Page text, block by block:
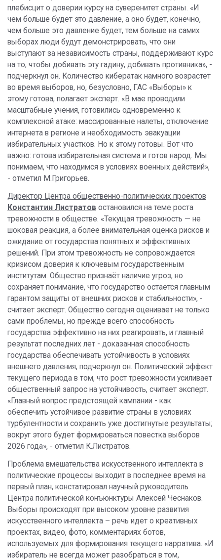
плебисцит о доверии курсу на суверенитет страны. «И
чем больше будет это давление, а оно будет, конечно,
чем больше это давление будет, тем больше на самих
выборах люди будут демонстрировать, что они
выступают за независимость страны, поддерживают курс
на то, чтобы добивать эту гадину, добивать противника», -
подчеркнул он. Количество кибератак намного возрастет
во время выборов, но, безусловно, ГАС «Выборы» к
этому готова, полагает эксперт. «В мае проводили
масштабные учения, готовились одновременно к
комплексной атаке: массированные налеты, отключение
интернета в регионе и необходимость эвакуации
избирательных участков. Но к этому готовы. Вот что
важно: готова избирательная система и готов народ. Мы
понимаем, что находимся в условиях военных действий»,
- отметил М.Григорьев.
Директор Центра общественно-политических проектов
Константин Листратов остановился на теме роста
тревожности в обществе. «Текущая тревожность — не
шоковая реакция, а более внимательная оценка рисков и
ожидание от государства понятных и эффективных
решений. При этом тревожность не сопровождается
кризисом доверия к ключевым государственным
институтам. Общество признаёт наличие угроз, но
сохраняет понимание, что государство остаётся главным
гарантом защиты от внешних рисков и стабильности», -
считает эксперт. Общество сегодня оценивает не только
сами проблемы, но прежде всего способность
государства эффективно на них реагировать, и главный
результат последних лет - доказанная способность
государства обеспечивать устойчивость в условиях
внешнего давления, подчеркнул он. Политический эффект
текущего периода в том, что рост тревожности усиливает
общественный запрос на устойчивость, считает эксперт.
«Главный вопрос предстоящей кампании - как
обеспечить устойчивое развитие страны в условиях
турбулентности и сохранить уже достигнутые результаты;
вокруг этого будет формироваться повестка выборов
2026 года», - отметил К.Листратов.
Проблема вмешательства искусственного интеллекта в
политические процессы выходит в последнее время на
первый план, констатировал научный руководитель
Центра политической конъюнктуры Алексей Чеснаков.
Выборы происходят при высоком уровне развития
искусственного интеллекта – речь идет о креативных
проектах, видео, фото, комментариях ботов,
используемых для формирования текущего нарратива. «И
избиратель не всегда может разобраться в том,